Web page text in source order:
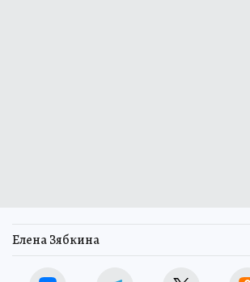
Елена Зябкина